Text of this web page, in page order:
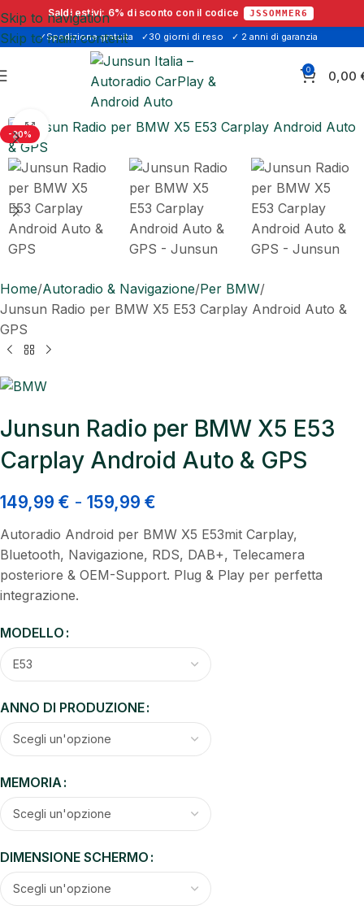
Skip to navigation
Skip to main content
✓Spedizione gratuita ✓30 giorni di reso ✓ 2 anni di garanzia
0 0,00
-20% Click to enlarge
Home Autoradio & Navigazione Per BMW
Junsun Radio per BMW X5 E53 Carplay Android Auto &
GPS
Junsun Radio per BMW X5 E53
Carplay Android Auto & GPS
149,99 € - 159,99 €
Autoradio Android per BMW X5 E53mit Carplay,
Bluetooth, Navigazione, RDS, DAB+, Telecamera
posteriore & OEM-Support. Plug & Play per perfetta
integrazione.
MODELLO
ANNO DI PRODUZIONE
MEMORIA
DIMENSIONE SCHERMO
Saldi estivi:6% di sconto con il codice JSSOMMER6